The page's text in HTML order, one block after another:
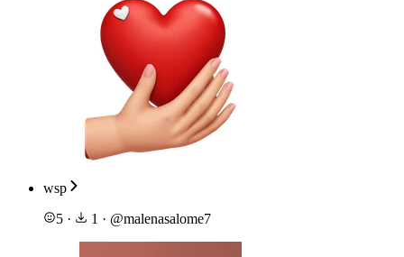
wsp
5 · 1 · @malenasalome7